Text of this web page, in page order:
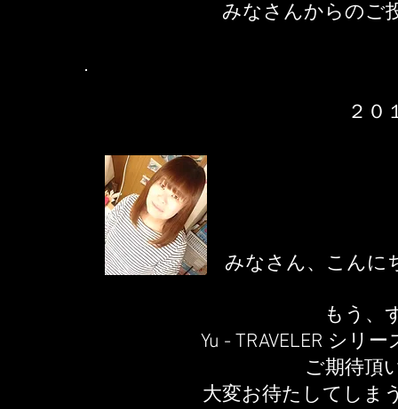
みなさんからのご
２
みなさん、こんに
もう、
Yu - TRAVELER シリ
ご期待頂
大変お待たしてしま